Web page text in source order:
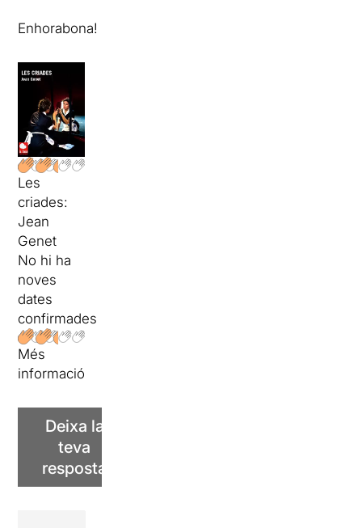
Enhorabona!
Les
criades:
Jean
Genet
No hi ha
noves
dates
confirmades
Més
informació
Deixa la
teva
resposta